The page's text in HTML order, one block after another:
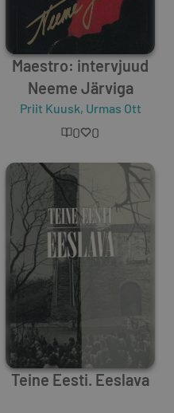
Maestro: intervjuud
Neeme Järviga
Priit Kuusk, Urmas Ott
0 0
Teine Eesti. Eeslava